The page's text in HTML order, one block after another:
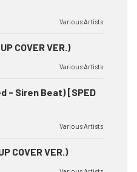
Various Artists
COVER VER.)
Various Artists
- Siren Beat) [SPED
Various Artists
COVER VER.)